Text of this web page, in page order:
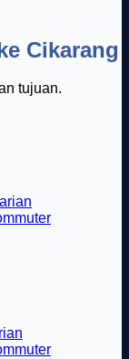
Cikarang
tujuan.